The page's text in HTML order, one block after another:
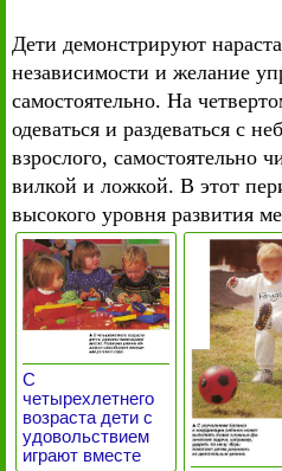
Дети демонстрируют
независимости и желание
самостоятельно. На
одеваться и раздеваться с
взрослого, самостоятельно
вилкой и ложкой. В этот
высокого уровня развития
С
четырехлетнего
возраста дети с
удовольствием
играют вместе